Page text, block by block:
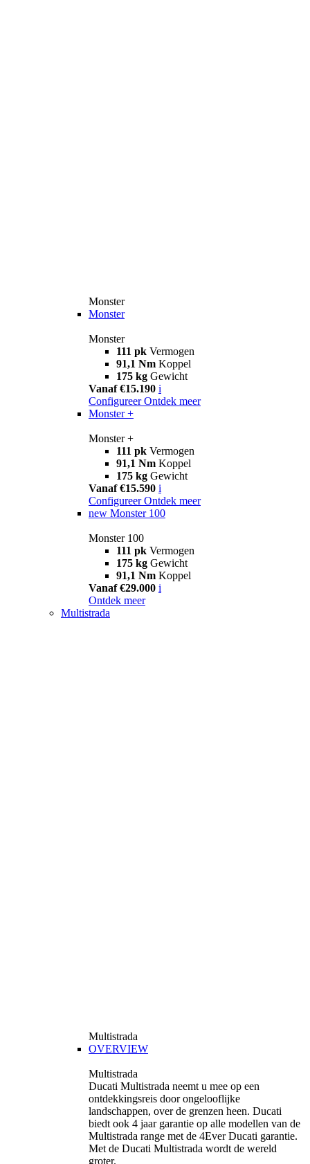
Monster
Monster
Monster
111 pk Vermogen
91,1 Nm Koppel
175 kg Gewicht
Vanaf €15.190 i
Configureer Ontdek meer
Monster +
Monster +
111 pk Vermogen
91,1 Nm Koppel
175 kg Gewicht
Vanaf €15.590 i
Configureer Ontdek meer
new Monster 100
Monster 100
111 pk Vermogen
175 kg Gewicht
91,1 Nm Koppel
Vanaf €29.000 i
Ontdek meer
Multistrada
Multistrada
OVERVIEW
Multistrada
Ducati Multistrada neemt u mee op een
ontdekkingsreis door ongelooflijke
landschappen, over de grenzen heen. Ducati
biedt ook 4 jaar garantie op alle modellen van de
Multistrada range met de 4Ever Ducati garantie.
Met de Ducati Multistrada wordt de wereld
groter.